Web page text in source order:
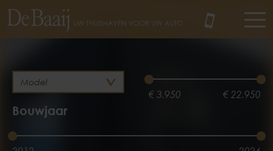
€ 3.950 € 22.950
Bouwjaar